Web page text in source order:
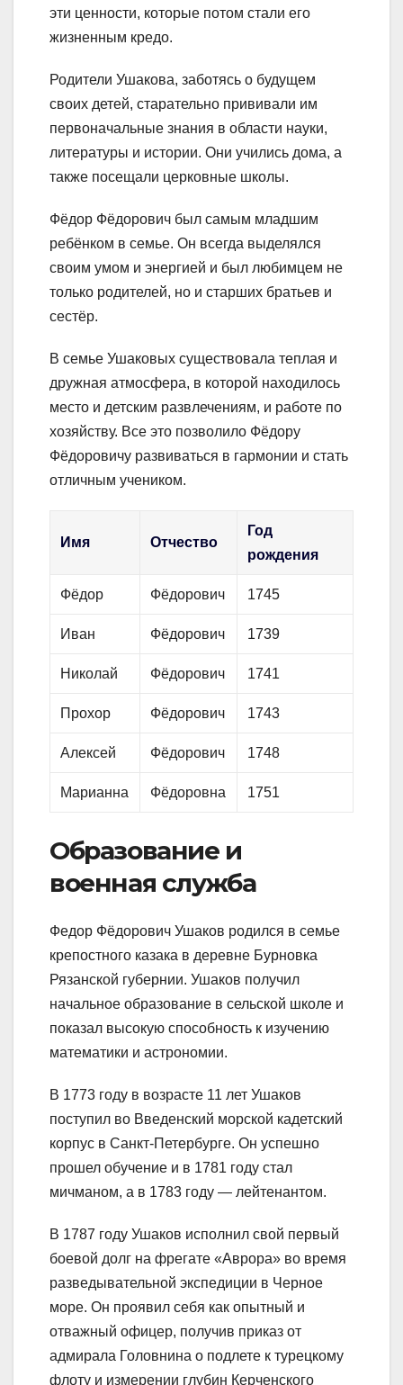
эти ценности, которые потом стали его
жизненным кредо.
Родители Ушакова, заботясь о будущем
своих детей, старательно прививали им
первоначальные знания в области науки,
литературы и истории. Они учились дома, а
также посещали церковные школы.
Фёдор Фёдорович был самым младшим
ребёнком в семье. Он всегда выделялся
своим умом и энергией и был любимцем не
только родителей, но и старших братьев и
сестёр.
В семье Ушаковых существовала теплая и
дружная атмосфера, в которой находилось
место и детским развлечениям, и работе по
хозяйству. Все это позволило Фёдору
Фёдоровичу развиваться в гармонии и стать
отличным учеником.
Имя Отчество
Год
рождения
Фёдор Фёдорович 1745
Иван Фёдорович 1739
Николай Фёдорович 1741
Прохор Фёдорович 1743
Алексей Фёдорович 1748
Марианна Фёдоровна 1751
Образование и
военная служба
Федор Фёдорович Ушаков родился в семье
крепостного казака в деревне Бурновка
Рязанской губернии. Ушаков получил
начальное образование в сельской школе и
показал высокую способность к изучению
математики и астрономии.
В 1773 году в возрасте 11 лет Ушаков
поступил во Введенский морской кадетский
корпус в Санкт-Петербурге. Он успешно
прошел обучение и в 1781 году стал
мичманом, а в 1783 году — лейтенантом.
В 1787 году Ушаков исполнил свой первый
боевой долг на фрегате «Аврора» во время
разведывательной экспедиции в Черное
море. Он проявил себя как опытный и
отважный офицер, получив приказ от
адмирала Головнина о подлете к турецкому
флоту и измерении глубин Керченского